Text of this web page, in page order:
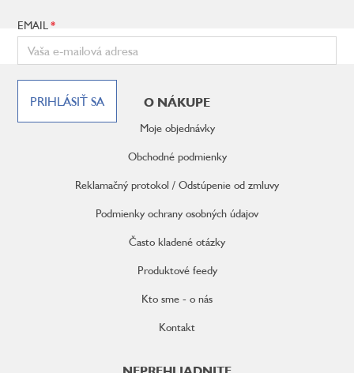
EMAIL
PRIHLÁSIŤ SA O NÁKUPE
Moje objednávky
Obchodné podmienky
Reklamačný protokol / Odstúpenie od zmluvy
Podmienky ochrany osobných údajov
Často kladené otázky
Produktové feedy
Kto sme - o nás
Kontakt